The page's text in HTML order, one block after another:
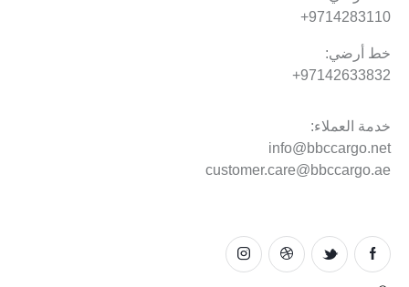
9714283110+
خط أرضي:
97142633832+
خدمة العملاء:
info@bbccargo.net
customer.care@bbccargo.ae